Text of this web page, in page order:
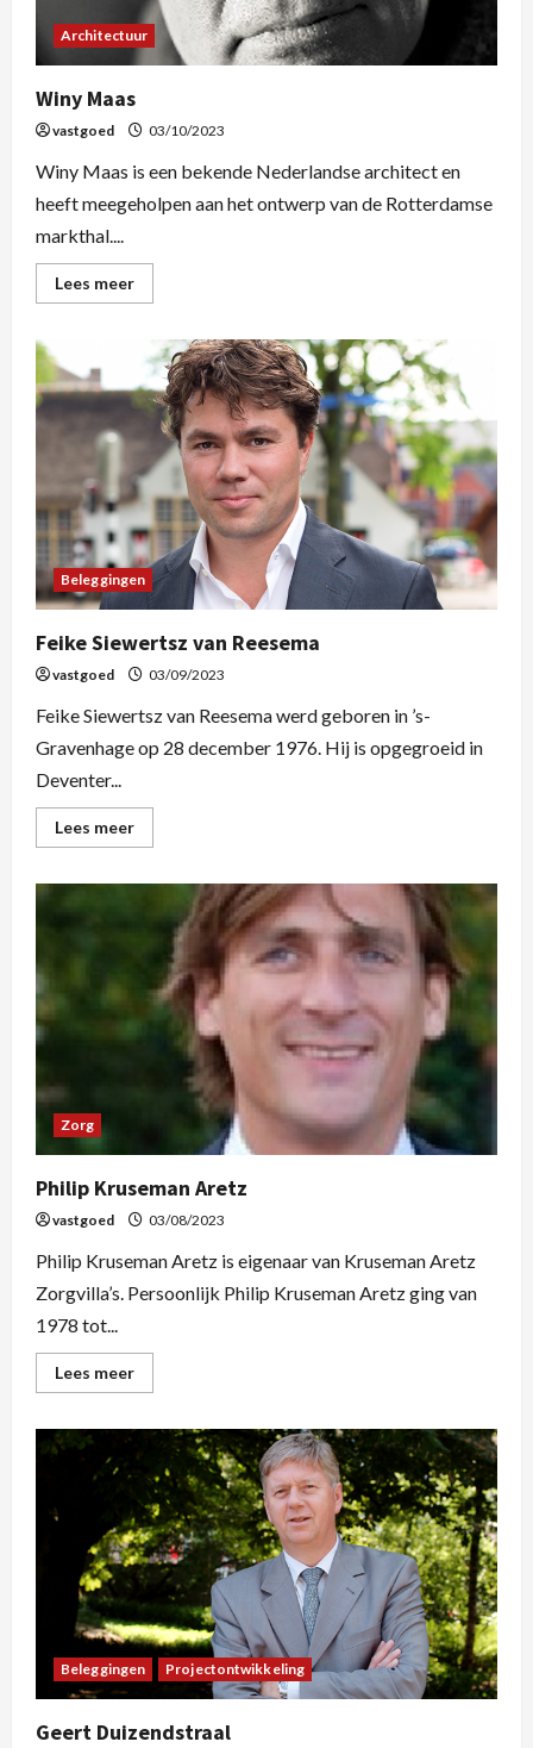
Architectuur
Winy Maas
vastgoed 03/10/2023
Winy Maas is een bekende Nederlandse architect en
heeft meegeholpen aan het ontwerp van de Rotterdamse
markthal....
Lees meer
Beleggingen
Feike Siewertsz van Reesema
vastgoed 03/09/2023
Feike Siewertsz van Reesema werd geboren in ’s-
Gravenhage op 28 december 1976. Hij is opgegroeid in
Deventer...
Lees meer
Zorg
Philip Kruseman Aretz
vastgoed 03/08/2023
Philip Kruseman Aretz is eigenaar van Kruseman Aretz
Zorgvilla’s. Persoonlijk Philip Kruseman Aretz ging van
1978 tot...
Lees meer
Beleggingen Projectontwikkeling
Geert Duizendstraal